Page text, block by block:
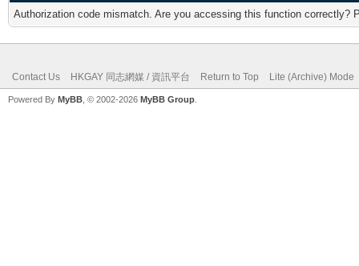
Authorization code mismatch. Are you accessing this function correctly?
Contact Us HKGAY 同志網媒 / 資訊平台 Return to Top Lite (Archive) Mode
Powered By MyBB , © 2002-2026 MyBB Group